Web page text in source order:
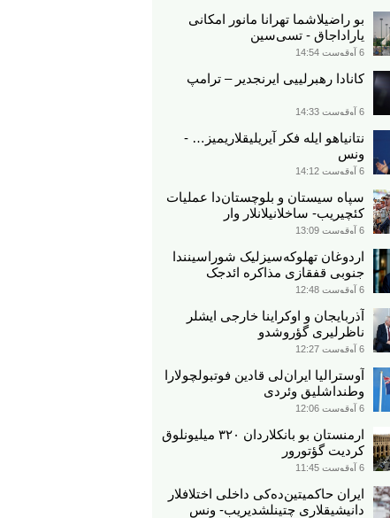
بو راضیلاشما تهرانا مانور امکانی
یاراداجاق - تسی‌سین
6 آوقوست 14:54
کانادا رهبرلییی ایرنجدیر – ترامپ
6 آوقوست 14:33
نتانیاهو ایله فکر آیریلیقلاریمیز… -
ونس
6 آوقوست 14:12
سپاه سیستان و بلوچستان‌دا عملیات
کئچیریب- ساخلانیلانلار وار
6 آوقوست 13:09
اردوغان تهلوکه‌سیزلیک شوراسینندا
جنوبی قفقازی مذاکره ائد‌جک
6 آوقوست 12:48
آذربایجان و اوکراینا خارجی ایشلر
ناظرلیری گؤروشدو
6 آوقوست 12:27
آوسترالیا ایران‌لی قادین فوتبولچولارا
وطنداشلیق وئردی
6 آوقوست 12:06
ارمنستان بو بانکلاردان ۳۲۰ میلیونلوق
کردیت گؤتورور
6 آوقوست 11:45
ایران حاکمیتین‌ده‌کی داخلی اختلافلار
دانیشیقلاری چتینلشدیریب- ونس